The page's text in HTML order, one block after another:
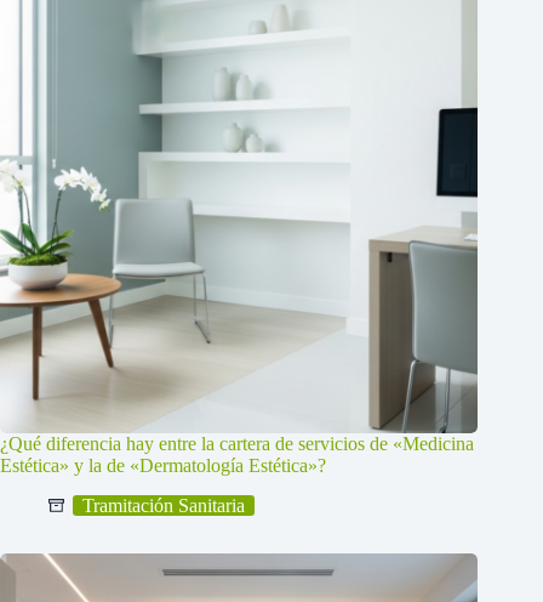
¿Qué diferencia hay entre la cartera de servicios de «Medicina
Estética» y la de «Dermatología Estética»?
Tramitación Sanitaria